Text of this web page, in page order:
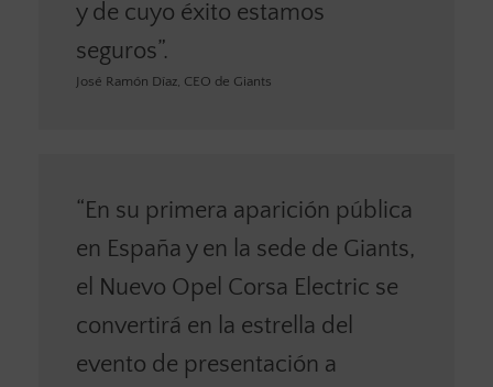
y de cuyo éxito estamos
seguros”.
José Ramón Díaz, CEO de Giants
“En su primera aparición pública
en España y en la sede de Giants,
el Nuevo Opel Corsa Electric se
convertirá en la estrella del
evento de presentación a